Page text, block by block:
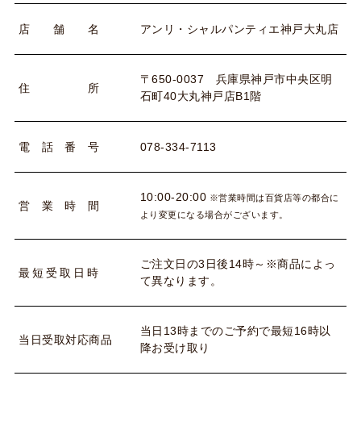
店 舗 名 アンリ・シャルパンティエ神戸大丸店
住 所
〒650-0037 兵庫県神戸市中央区明
石町40大丸神戸店B1階
電 話 番 号 078-334-7113
営 業 時 間
10:00-20:00 ※営業時間は百貨店等の都合に
より変更になる場合がございます。
最短 受 取 日 時
ご注文日の3日後14時～※商品によっ
て異なります。
当 日受取対応商品
当日13時までのご予約で最短16時以
降お受け取り